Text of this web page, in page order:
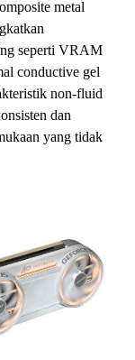
metal
seperti VRAM
conductive gel
non-fluid
dan
yang tidak